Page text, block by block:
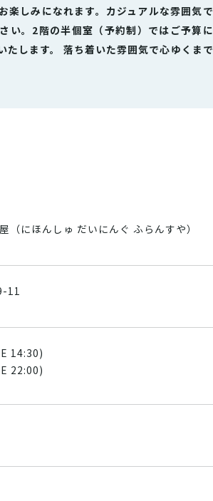
楽しみになれます。カジュアルな雰囲気で
い。2階の半個室（予約制）ではご予算に
たします。 落ち着いた雰囲気で心ゆくまで
（にほんしゅ だいにんぐ ふらんすや）
11
14:30)
22:00)